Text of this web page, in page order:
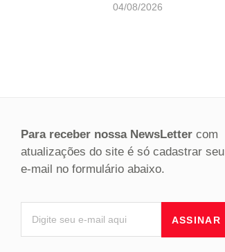
04/08/2026
Para receber nossa NewsLetter com
atualizações do site é só cadastrar seu
e-mail no formulário abaixo.
ASSINAR